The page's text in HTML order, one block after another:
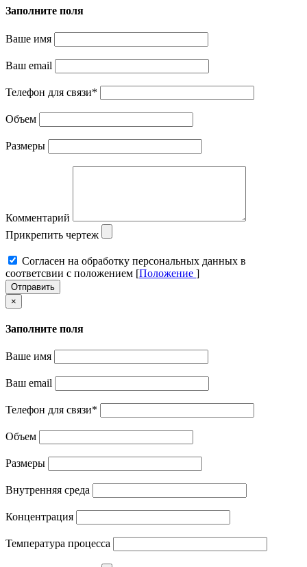
Заполните поля
Ваше имя
Ваш email
Телефон для связи*
Объем
Размеры
Комментарий
Прикрепить чертеж
Cогласен на обработку персональных данных в
соответсвии с положением [Положение ]
Отправить
×
Заполните поля
Ваше имя
Ваш email
Телефон для связи*
Объем
Размеры
Внутренняя среда
Концентрация
Температура процесса